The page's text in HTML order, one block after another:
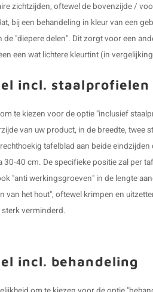
zichtzijden, oftewel de bovenzijde /
bij een behandeling in kleur van een
"diepere delen". Dit zorgt voor een
een wat lichtere kleurtint (in
incl. staalprofielen
te kiezen voor de optie "inclusief
van uw product, in de breedte,
tafelblad aan beide
30-40 cm. De specifieke positie zal per
"anti werkingsgroeven" in de lengte
van het hout", oftewel krimpen en
verminderd.
incl. behandeling